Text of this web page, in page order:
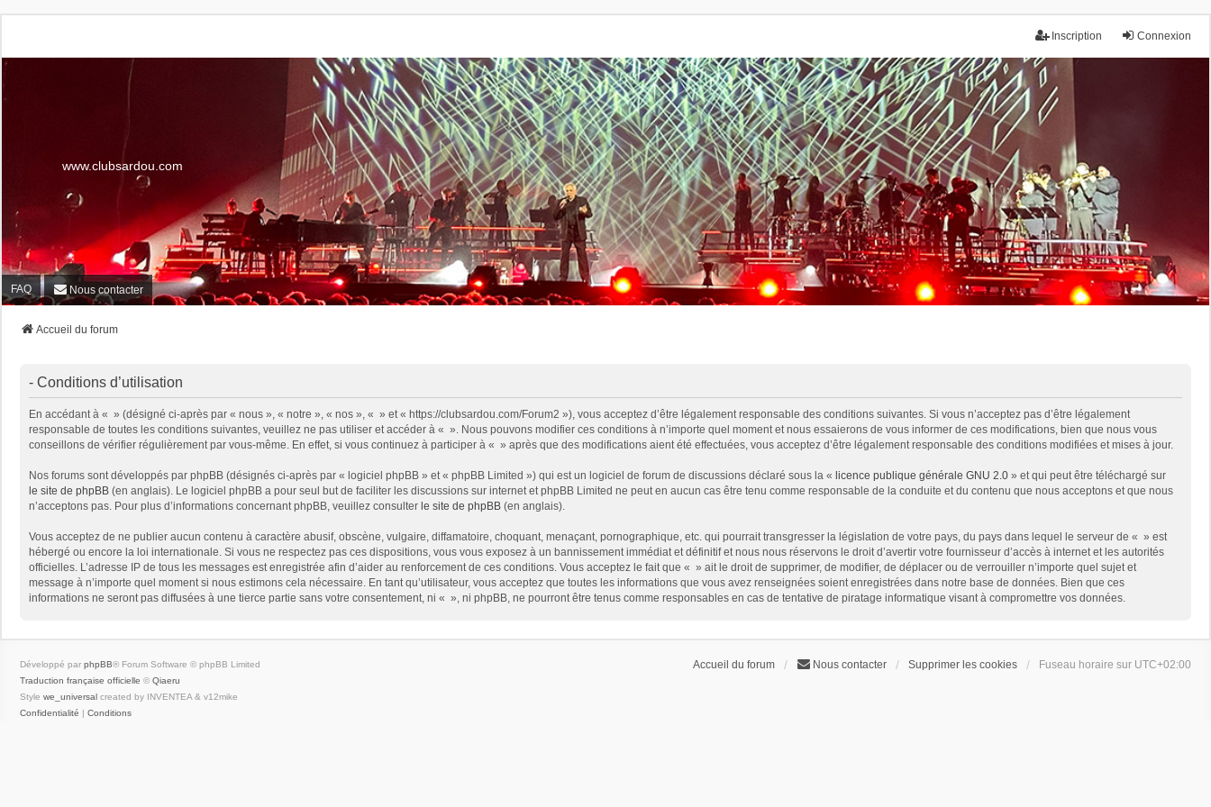
Connexion
Inscription
www.clubsardou.com
FAQ Nous contacter
Accueil du forum
- Conditions d’utilisation
En accédant à « » (désigné ci-après par « nous », « notre », « nos », « » et « https://clubsardou.com/Forum2 »), vous acceptez d’être légalement responsable des conditions suivantes. Si vous n’acceptez pas d’être légalement
responsable de toutes les conditions suivantes, veuillez ne pas utiliser et accéder à « ». Nous pouvons modifier ces conditions à n’importe quel moment et nous essaierons de vous informer de ces modifications, bien que nous vous
conseillons de vérifier régulièrement par vous-même. En effet, si vous continuez à participer à « » après que des modifications aient été effectuées, vous acceptez d’être légalement responsable des conditions modifiées et mises à jour.
Nos forums sont développés par phpBB (désignés ci-après par « logiciel phpBB » et « phpBB Limited ») qui est un logiciel de forum de discussions déclaré sous la « licence publique générale GNU 2.0 » et qui peut être téléchargé sur
le site de phpBB (en anglais). Le logiciel phpBB a pour seul but de faciliter les discussions sur internet et phpBB Limited ne peut en aucun cas être tenu comme responsable de la conduite et du contenu que nous acceptons et que nous
n’acceptons pas. Pour plus d’informations concernant phpBB, veuillez consulter le site de phpBB (en anglais).
Vous acceptez de ne publier aucun contenu à caractère abusif, obscène, vulgaire, diffamatoire, choquant, menaçant, pornographique, etc. qui pourrait transgresser la législation de votre pays, du pays dans lequel le serveur de « » est
hébergé ou encore la loi internationale. Si vous ne respectez pas ces dispositions, vous vous exposez à un bannissement immédiat et définitif et nous nous réservons le droit d’avertir votre fournisseur d’accès à internet et les autorités
officielles. L’adresse IP de tous les messages est enregistrée afin d’aider au renforcement de ces conditions. Vous acceptez le fait que « » ait le droit de supprimer, de modifier, de déplacer ou de verrouiller n’importe quel sujet et
message à n’importe quel moment si nous estimons cela nécessaire. En tant qu’utilisateur, vous acceptez que toutes les informations que vous avez renseignées soient enregistrées dans notre base de données. Bien que ces
informations ne seront pas diffusées à une tierce partie sans votre consentement, ni « », ni phpBB, ne pourront être tenus comme responsables en cas de tentative de piratage informatique visant à compromettre vos données.
Accueil du forum Nous contacter Supprimer les cookies Fuseau horaire sur UTC+02:00
Développé par phpBB® Forum Software © phpBB Limited
Traduction française officielle © Qiaeru
Style we_universal created by INVENTEA & v12mike
Confidentialité | Conditions